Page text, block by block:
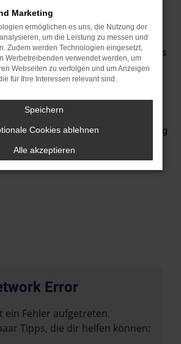
jedoch deutlich darunter liegt. Das
ist ein Traditionshändler. Wir sind
Jahrzehnten treu und verstehen uns
Entsprechend finden Sie in
Neuss und Umgebung jede Menge
zu vernünftigen, günstigen
darin, dass die Autos durchweg
keinerlei Wartezeiten bestehen.
Error
ein Fehler aufgetreten.
Tipps, die dir helfen können:
Marketing
ermöglichen es uns, die Nutzung der
um die Leistung zu messen und
Zudem werden Technologien eingesetzt,
Werbetreibenden verwendet werden, um
Webseiten zu verfolgen und um Anzeigen
für Ihre Interessen relevant sind.
Speichern
Cookies ablehnen
Alle akzeptieren